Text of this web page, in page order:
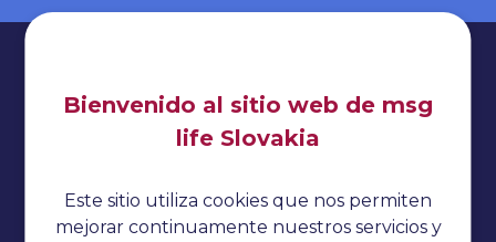
Impresionante
Cookies
Bienvenido al sitio web de msg
life Slovakia
Este sitio utiliza cookies que nos permiten
mejorar continuamente nuestros servicios y